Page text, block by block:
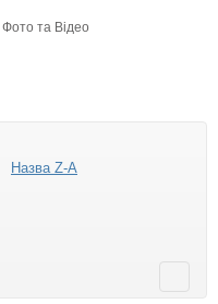
Фото та Відео
Назва Z-A